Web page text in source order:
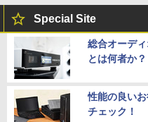
Special Site
総合オーデ
とは何者か？
性能の良い
チェック！